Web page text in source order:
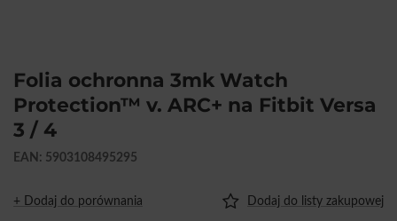
Folia ochronna 3mk Watch
Protection™ v. ARC+ na Fitbit Versa
3 / 4
EAN: 5903108495295
+ Dodaj do porównania Dodaj do listy zakupowej